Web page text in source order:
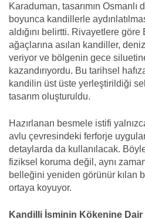
Karaduman, tasarımın
boyunca kandillerle
aldığını belirtti. Rivayetlere göre
ağaçlarına asılan kandiller,
veriyor ve bölgenin gece
kazandırıyordu. Bu tarihsel
kandilin üst üste yerleştirildiği
tasarım oluşturuldu.
Hazırlanan besmele istifi
avlu çevresindeki ferforje
detaylarda da kullanılacak.
fiziksel koruma değil, aynı
belleğini yeniden görünür kılan
ortaya koyuyor.
Kandilli İsminin Kökenine